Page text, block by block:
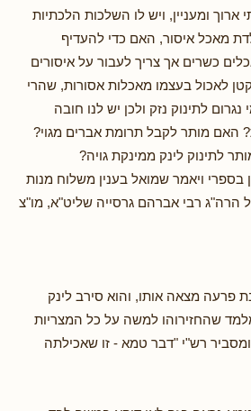
ומעניין, ויש לו השלכות הלכתיות
מאכל איסור, האם כדי להעדיף
כשרים אך צריך לעבור על איסורים
לאכול בעצמו מאכלות אסורות, שהרי
לתינוק נזק ולכן יש לנו חובה
האם מותר לקבל תרומת אברים מגוי?
לתינוק לינק ממינקת גויה?
בספרי ויאמר שמואל בענין משלוח מנות
הרה"ג רבי אברהם גרסייה שליט"א, מו"צ
פרעה מצאה אותו, והוא סירב לינק
שהחזירוהו למשה על כל המצריות
רש"י "דבר טמא - זו שאכילתה